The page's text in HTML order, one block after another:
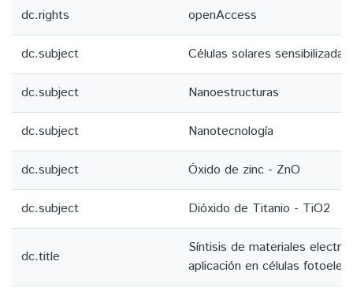
dc.rights openAccess
dc.subject Células solares
dc.subject Nanoestructuras
dc.subject Nanotecnología
dc.subject Óxido de zinc - ZnO
dc.subject Dióxido de Titanio - TiO2
dc.title
Síntisis de materiales
aplicación en células